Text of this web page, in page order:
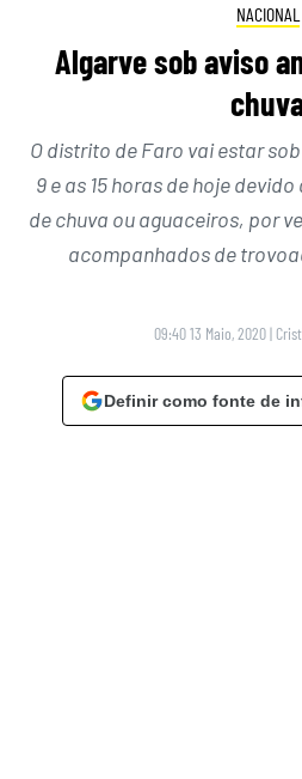
NACIONAL
Algarve sob aviso
O distrito de Faro vai estar
9 e as 15 horas de hoje
de chuva ou aguaceiros, por
acompanhados de
09:40 13 Maio, 2020 |
Definir como fonte de